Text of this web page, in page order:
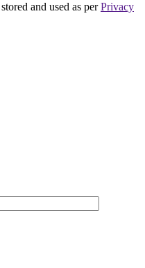
and used as perPrivacy